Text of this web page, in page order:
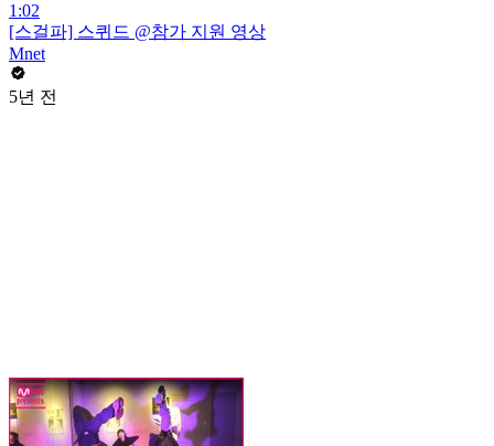
1:02
[스걸파] 스퀴드 @참가 지원 영상
Mnet
5년 전